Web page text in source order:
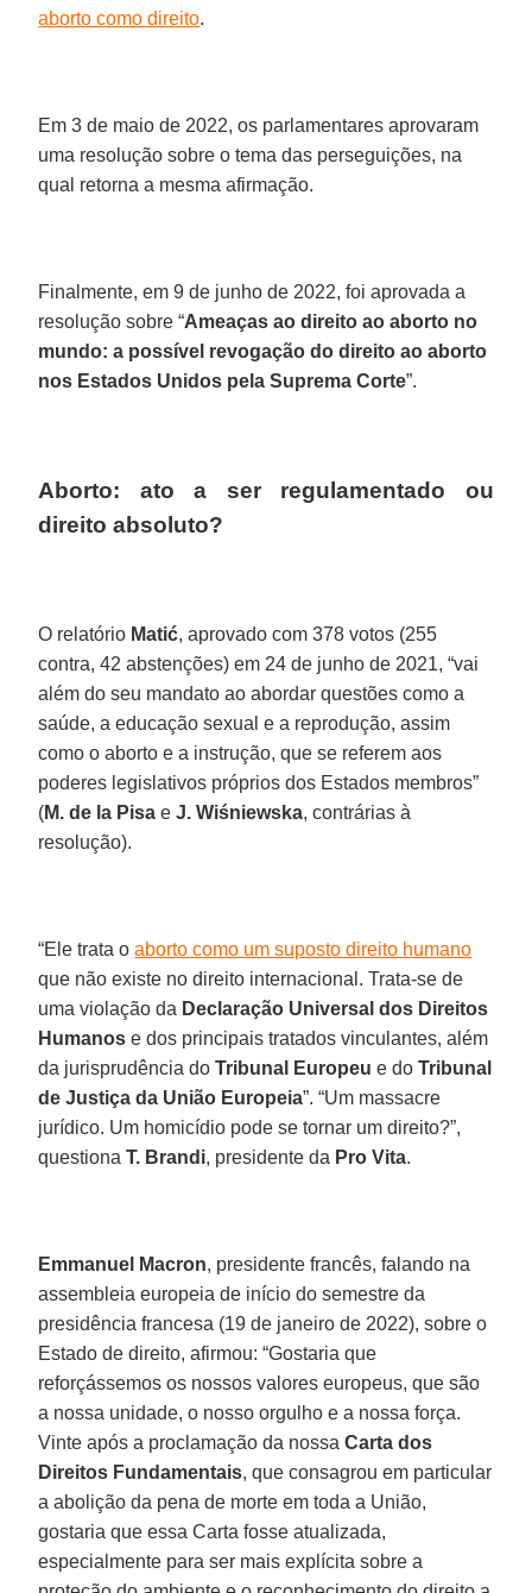
aborto como direito.
Em 3 de maio de 2022, os parlamentares aprovaram
uma resolução sobre o tema das perseguições, na
qual retorna a mesma afirmação.
Finalmente, em 9 de junho de 2022, foi aprovada a
resolução sobre “Ameaças ao direito ao aborto no
mundo: a possível revogação do direito ao aborto
nos Estados Unidos pela Suprema Corte”.
Aborto: ato a ser regulamentado ou
direito absoluto?
O relatório Matić, aprovado com 378 votos (255
contra, 42 abstenções) em 24 de junho de 2021, “vai
além do seu mandato ao abordar questões como a
saúde, a educação sexual e a reprodução, assim
como o aborto e a instrução, que se referem aos
poderes legislativos próprios dos Estados membros”
(M. de la Pisa e J. Wiśniewska, contrárias à
resolução).
“Ele trata oaborto como um suposto direito humano
que não existe no direito internacional. Trata-se de
uma violação da Declaração Universal dos Direitos
Humanos e dos principais tratados vinculantes, além
da jurisprudência doTribunal Europeu e doTribunal
de Justiça da União Europeia”. “Um massacre
jurídico. Um homicídio pode se tornar um direito?”,
questionaT. Brandi, presidente da Pro Vita.
Emmanuel Macron, presidente francês, falando na
assembleia europeia de início do semestre da
presidência francesa (19 de janeiro de 2022), sobre o
Estado de direito, afirmou: “Gostaria que
reforçássemos os nossos valores europeus, que são
a nossa unidade, o nosso orgulho e a nossa força.
Vinte após a proclamação da nossaCarta dos
Direitos Fundamentais, que consagrou em particular
a abolição da pena de morte em toda a União,
gostaria que essa Carta fosse atualizada,
especialmente para ser mais explícita sobre a